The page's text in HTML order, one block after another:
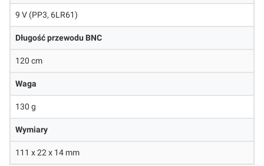
9 V (PP3, 6LR61)
Długość przewodu BNC
120 cm
Waga
130 g
Wymiary
111 x 22 x 14 mm